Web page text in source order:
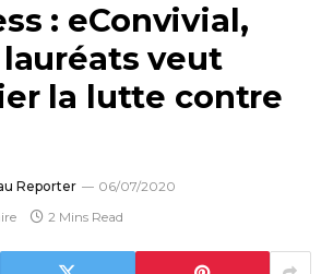
: eConvivial,
lauréats veut
la lutte contre
Reporter
06/07/2020
2 Mins Read